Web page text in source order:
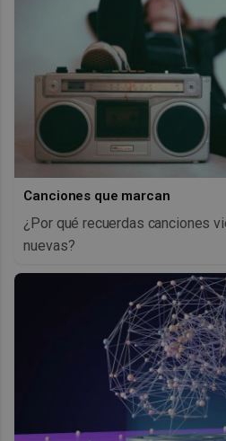
Canciones que marcan
¿Por qué recuerdas canciones
nuevas?